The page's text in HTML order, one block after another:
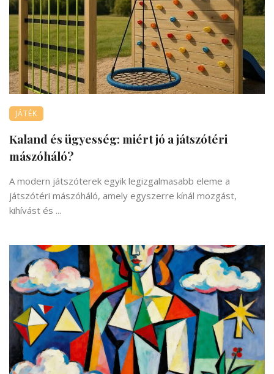
JÁTÉK
Kaland és ügyesség: miért jó a játszótéri
mászóháló?
A modern játszóterek egyik legizgalmasabb eleme a
játszótéri mászóháló, amely egyszerre kínál mozgást,
kihívást és ...